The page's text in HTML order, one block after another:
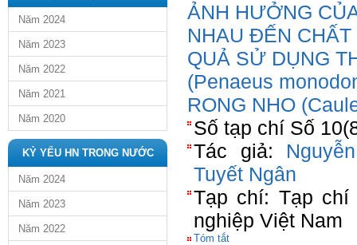
Năm 2024
Năm 2023
Năm 2022
Năm 2021
Năm 2020
KỶ YẾU HN TRONG NƯỚC
Năm 2024
Năm 2023
Năm 2022
ẢNH HƯỞNG
NHAU ĐẾN
QUẢ SỬ DỤNG
(Penaeus
RONG NHO
Số tạp chí Số
Tác giả:
Tuyết Ngân
Tạp chí: Tạp chí
nghiệp Việt Nam
Tóm tắt